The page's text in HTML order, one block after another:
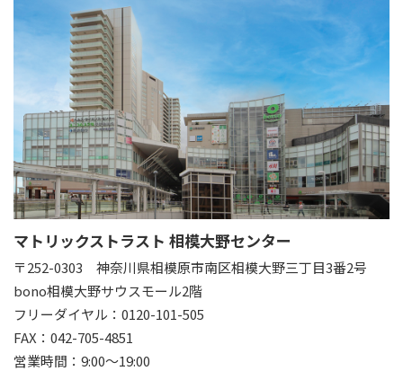
マトリックストラスト 相模大野センター
〒252-0303 神奈川県相模原市南区相模大野三丁目3番2号
bono相模大野サウスモール2階
フリーダイヤル：0120-101-505
FAX：042-705-4851
営業時間：9:00～19:00